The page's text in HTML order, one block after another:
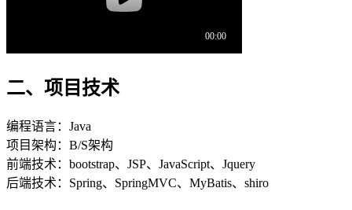
二、项目技术
编程语言：Java
项目架构：B/S架构
前端技术：bootstrap、JSP、JavaScript、Jquery
后端技术：Spring、SpringMVC、MyBatis、shiro